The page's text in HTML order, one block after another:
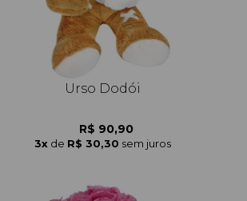
Urso Dodói
R$ 90,90
3x de R$ 30,30 sem juros